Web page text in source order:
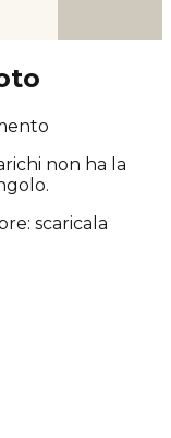
non ha la
scaricala